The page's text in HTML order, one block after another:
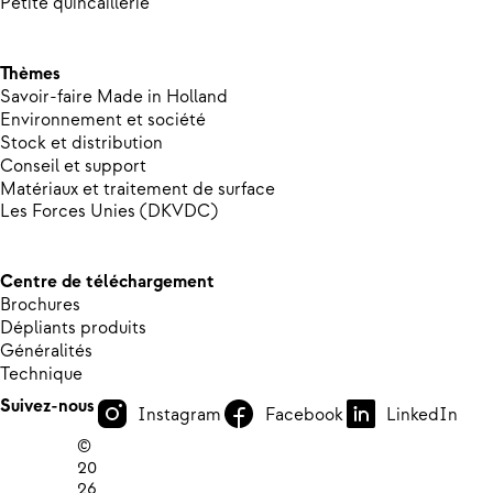
Thèmes
Savoir-faire Made in Holland
Environnement et société
Stock et distribution
Conseil et support
Matériaux et traitement de surface
Les Forces Unies (DKVDC)
Centre de téléchargement
Brochures
Dépliants produits
Généralités
Technique
Suivez-nous
Instagram Facebook
LinkedIn
©
20